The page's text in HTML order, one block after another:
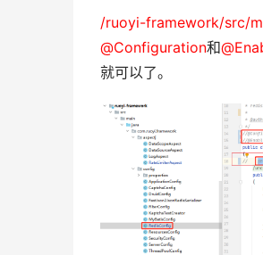
/ruoyi-framework/src/
@Configuration和
就可以了。